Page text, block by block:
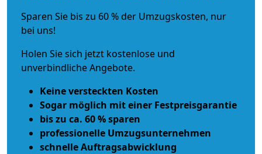
Sparen Sie bis zu 60 % der Umzugskosten, nur
bei uns!
Holen Sie sich jetzt kostenlose und
unverbindliche Angebote.
Keine versteckten Kosten
Sogar möglich mit einer Festpreisgarantie
bis zu ca. 60 % sparen
professionelle Umzugsunternehmen
schnelle Auftragsabwicklung